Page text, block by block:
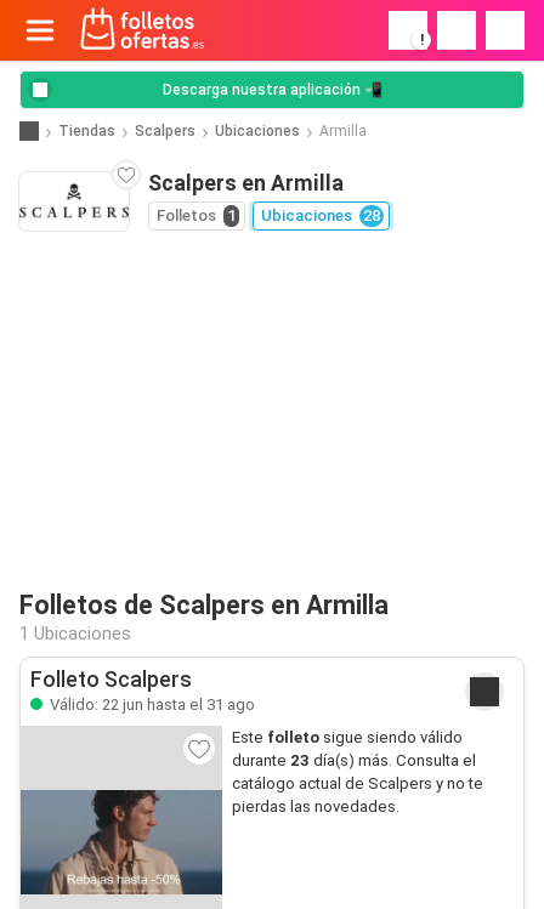
!
Descarga nuestra aplicación 📲
Tiendas Scalpers Ubicaciones Armilla
Scalpers en Armilla
Folletos 1 Ubicaciones 28
Folletos de Scalpers en Armilla
1 Ubicaciones
Folleto Scalpers
Válido: 22 jun hasta el 31 ago
Este folletosigue siendo válido
durante 23 día(s) más. Consulta el
catálogo actual de Scalpers y no te
pierdas las novedades.